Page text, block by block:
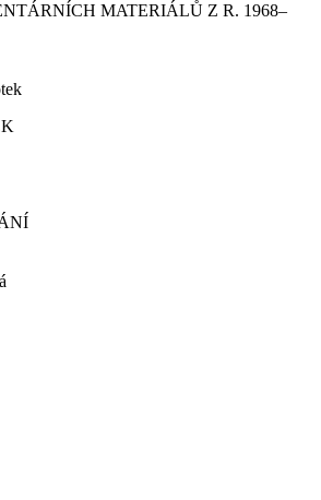
MATERIÁLŮ Z R. 1968–